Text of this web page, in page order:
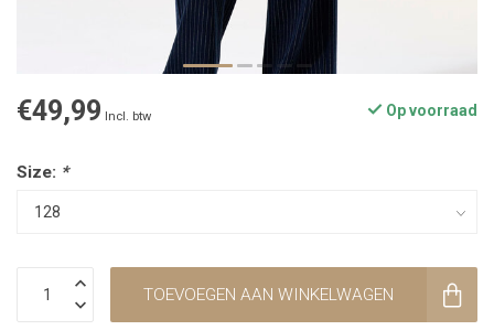
€49,99 Incl. btw Op voorraad
Size: *
TOEVOEGEN AAN WINKELWAGEN